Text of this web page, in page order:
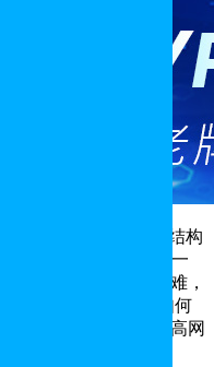
站结构可以通过网站结构
单等方式优化。对于一
这些方法可能有些困难，
案为例，向大家演示如何
工作，解放双手，提高网